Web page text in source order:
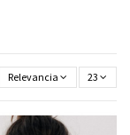
Relevancia 23